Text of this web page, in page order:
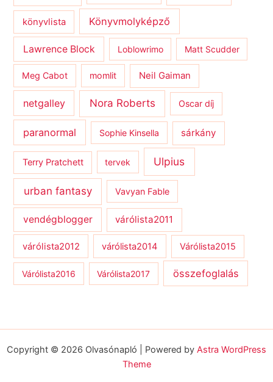
könyvlista Könyvmolyképző
Lawrence Block Loblowrimo Matt Scudder
Meg Cabot momlit Neil Gaiman
netgalley Nora Roberts Oscar díj
paranormal Sophie Kinsella sárkány
Terry Pratchett tervek Ulpius
urban fantasy Vavyan Fable
vendégblogger várólista2011
várólista2012 várólista2014 Várólista2015
Várólista2016 Várólista2017 összefoglalás
Copyright © 2026 Olvasónapló | Powered by Astra WordPress
Theme